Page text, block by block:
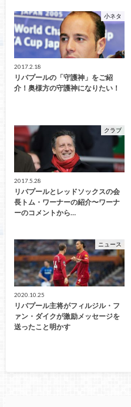
小ネタ
2017.2.18
リバプールの「守護神」をご紹
介！奥様方の守護神になりたい！
クラブ
2017.5.28
リバプールとレッドソックスの会
長トム・ワーナーの紹介〜ワーナ
ーのコメントから…
ニュース
2020.10.25
リバプール主将がフィルジル・フ
ァン・ダイクが激励メッセージを
送ったこと明かす